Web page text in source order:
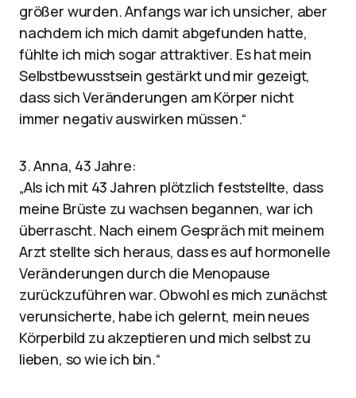
größer wurden. Anfangs war ich unsicher, aber
nachdem ich mich damit abgefunden hatte,
fühlte ich mich sogar attraktiver. Es hat mein
Selbstbewusstsein gestärkt und mir gezeigt,
dass sich Veränderungen am Körper nicht
immer negativ auswirken müssen.“
3. Anna, 43 Jahre:
„Als ich mit 43 Jahren plötzlich feststellte, dass
meine Brüste zu wachsen begannen, war ich
überrascht. Nach einem Gespräch mit meinem
Arzt stellte sich heraus, dass es auf hormonelle
Veränderungen durch die Menopause
zurückzuführen war. Obwohl es mich zunächst
verunsicherte, habe ich gelernt, mein neues
Körperbild zu akzeptieren und mich selbst zu
lieben, so wie ich bin.“